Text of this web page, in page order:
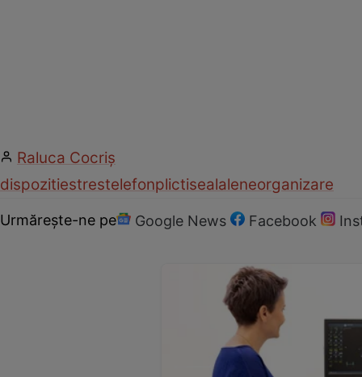
Raluca Cocriş
dispozitiestrestelefonplictisealaleneorganizare
Urmărește-ne pe Google News Facebook